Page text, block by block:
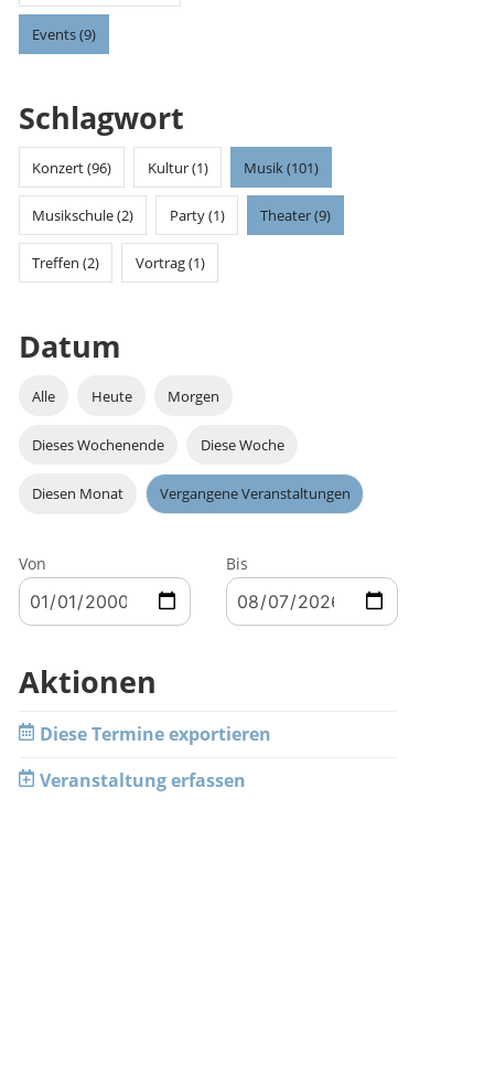
Events (9)
Schlagwort
Konzert (96) Kultur (1) Musik (101)
Musikschule (2) Party (1) Theater (9)
Treffen (2) Vortrag (1)
Datum
Alle Heute Morgen
Dieses Wochenende Diese Woche
Diesen Monat Vergangene Veranstaltungen
Von Bis
Aktionen
Diese Termine exportieren
Veranstaltung erfassen